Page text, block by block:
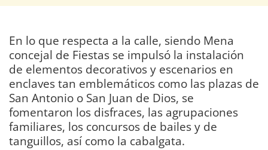
En lo que respecta a la calle, siendo Mena
concejal de Fiestas se impulsó la instalación
de elementos decorativos y escenarios en
enclaves tan emblemáticos como las plazas de
San Antonio o San Juan de Dios, se
fomentaron los disfraces, las agrupaciones
familiares, los concursos de bailes y de
tanguillos, así como la cabalgata.